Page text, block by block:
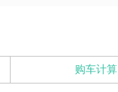
购车计算